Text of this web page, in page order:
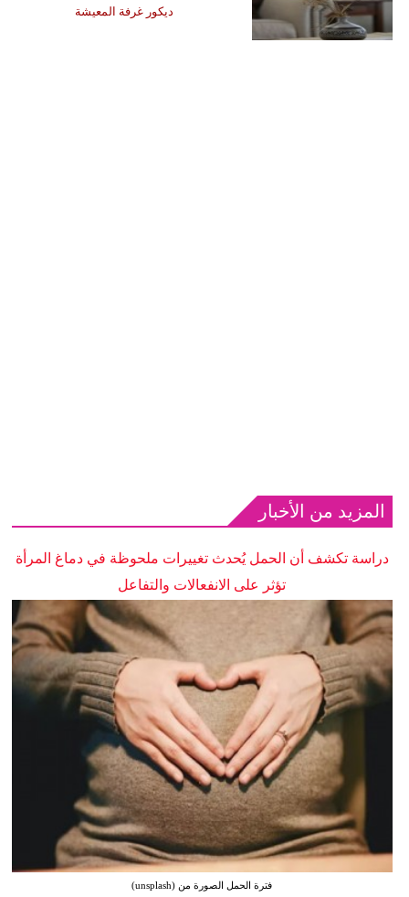
ديكور غرفة المعيشة
المزيد من الأخبار
دراسة تكشف أن الحمل يُحدث تغييرات ملحوظة في دماغ المرأة
تؤثر على الانفعالات والتفاعل
فترة الحمل الصورة من (unsplash)